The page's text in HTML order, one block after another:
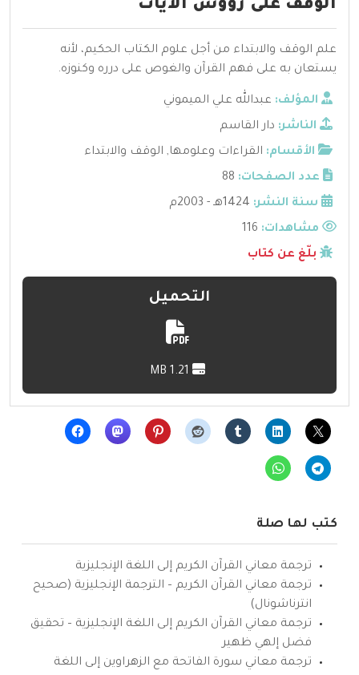
الوقف على رؤوس الآيات
علم الوقف والابتداء من أجل علوم الكتاب الحكيم، لأنه
يستعان به على فهم القرآن والغوص على درره وكنوزه.
المؤلف: عبدالله علي الميموني
الناشر: دار القاسم
الأقسام: القراءات وعلومها, الوقف والابتداء
عدد الصفحات: 88
سنة النشر: 1424هـ - 2003م
مشاهدات:
بلّغ عن كتاب
التحميل
كتب لها صلة
ترجمة معاني القرآن الكريم إلى اللغة الإنجليزية
ترجمة معاني القرآن الكريم – الترجمة الإنجليزية (صحيح
انترناشونال)
ترجمة معاني القرآن الكريم إلى اللغة الإنجليزية – تحقيق
فضل إلهي ظهير
ترجمة معاني سورة الفاتحة مع الزهراوين إلى اللغة